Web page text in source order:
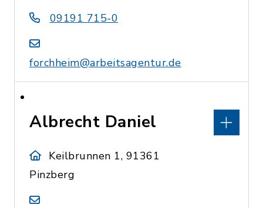
09191 715-0
forchheim@arbeitsagentur.de
Albrecht Daniel
Keilbrunnen 1, 91361
Pinzberg